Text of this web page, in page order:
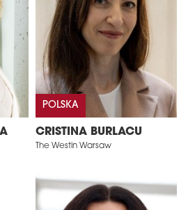
POLSKA
CRISTINA BURLACU
The Westin Warsaw